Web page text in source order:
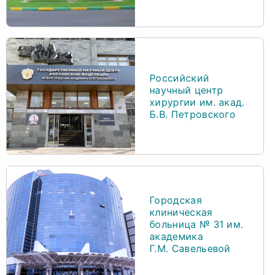
Российский
научный центр
хирургии им. акад.
Б.В. Петровского
Городская
клиническая
больница № 31 им.
академика
Г.М. Савельевой